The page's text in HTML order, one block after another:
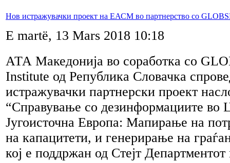
Нов истражувачки проект на ЕАСМ во партнерство со
E martë, 13 Mars 2018 10:18
АТА Македонија во соработка со
Institute од Република Словачка
истражувачки партнерски проект
“Справување со дезинформациите во
Југоисточна Европа: Мапирање на
на капацитети, и генерирање на
кој е поддржан од Стејт